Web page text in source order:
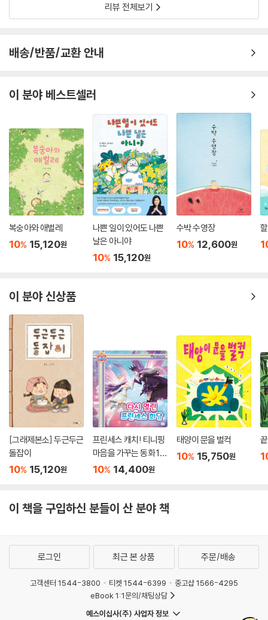
리뷰 전체보기
배송/반품/교환 안내
이 분야 베스트셀러
복숭아와 애벌레
10% 15,120원
나쁜 일이 있어도 나쁜
날은 아니야
10% 15,120원
수박 수영장
10% 12,600원
이 분야 신상품
[그래제본소] 두근두근
돌잡이
10% 15,120원
프린세스 캐치! 티니핑
마음을 가꾸는 동화 10
: 다시 열린 프린세스 회
10% 14,400원
태양이 문을 벌컥
10% 15,750원
이 책을 구입하신 분들이 산 분야 책
로그인 최근 본 상품 주문/배송
고객센터 1544-3800 티켓 1544-6399
중고샵 1566-4295
eBook 1:1문의/채팅상담
예스이십사(주) 사업자 정보